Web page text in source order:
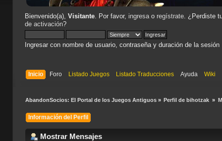
Bienvenido(a), Visitante. Por favor, ingresao regístrate. ¿Perdiste
de activación?
Ingresar con nombre de usuario, contraseña y duración de la sesión
Inicio Foro Listado Juegos Listado Traducciones Ayuda Wiki
AbandonSocios: El Portal de los Juegos Antiguos» Perfil de bihotzak »
Información del Perfil
Mostrar Mensajes